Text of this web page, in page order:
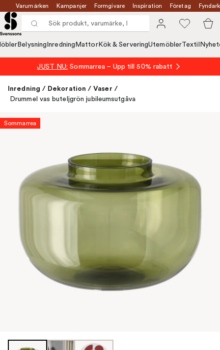
Varumärken Kampanjer Formgivare Inspiration Företag
Belysning Inredning MattorKök & ServeringUtemöblerTextil
JUST NU: Sommarrea – Upp till 50% rabatt
Inredning / Dekoration / Vaser /
Drummel vas buteljgrön jubileumsutgåva
Sommarrea